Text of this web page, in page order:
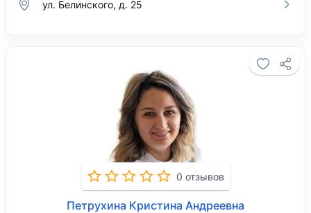
ул. Белинского, д. 25
0 отзывов
Петрухина Кристина Андреевна